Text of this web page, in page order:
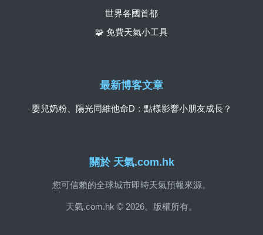
關於 天氣.com.hk
您可信賴的全球城市即時天氣預報來源。
天氣.com.hk © 2026。版權所有。
世界各國首都
🧩 免費天氣小工具
最新博客文章
嬰兒奶粉、陽光同維他命D：點樣影響小朋友成長？